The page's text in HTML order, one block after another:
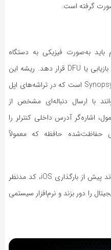
گرفته است.
باید به‌صورت فیزیکی به دستگاه
یا DFU قرار دهد. ریشه این
است که در تراشه‌های اپل
با ارسال دنباله‌ای مشخص از
اشاره‌گر آدرس داخلی کنترلر را
حفاظت‌شده حافظه که معمولاً
پیش از بارگذاری iOS، کد مدنظر
را دور بزند و نرم‌افزار سیستمی